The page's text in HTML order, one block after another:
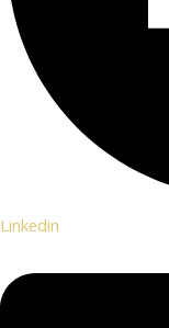
Linkedin